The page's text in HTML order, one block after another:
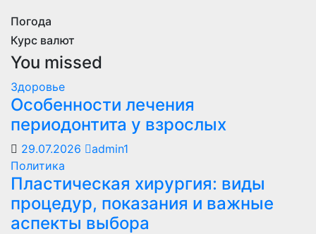
Погода
Курс валют
You missed
Здоровье
Особенности лечения
периодонтита у взрослых
29.07.2026
admin1
Политика
Пластическая хирургия: виды
процедур, показания и важные
аспекты выбора